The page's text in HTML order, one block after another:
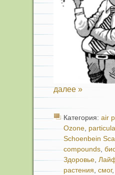
далее »
Категория: air
Ozone,
Schoenbein
compounds,
Здоровье,
растения, смог,